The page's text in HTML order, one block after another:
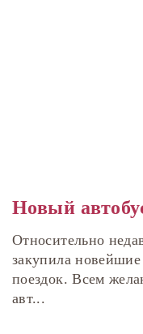
Новый
Относительно
закупила
поездок. Всем
авт...